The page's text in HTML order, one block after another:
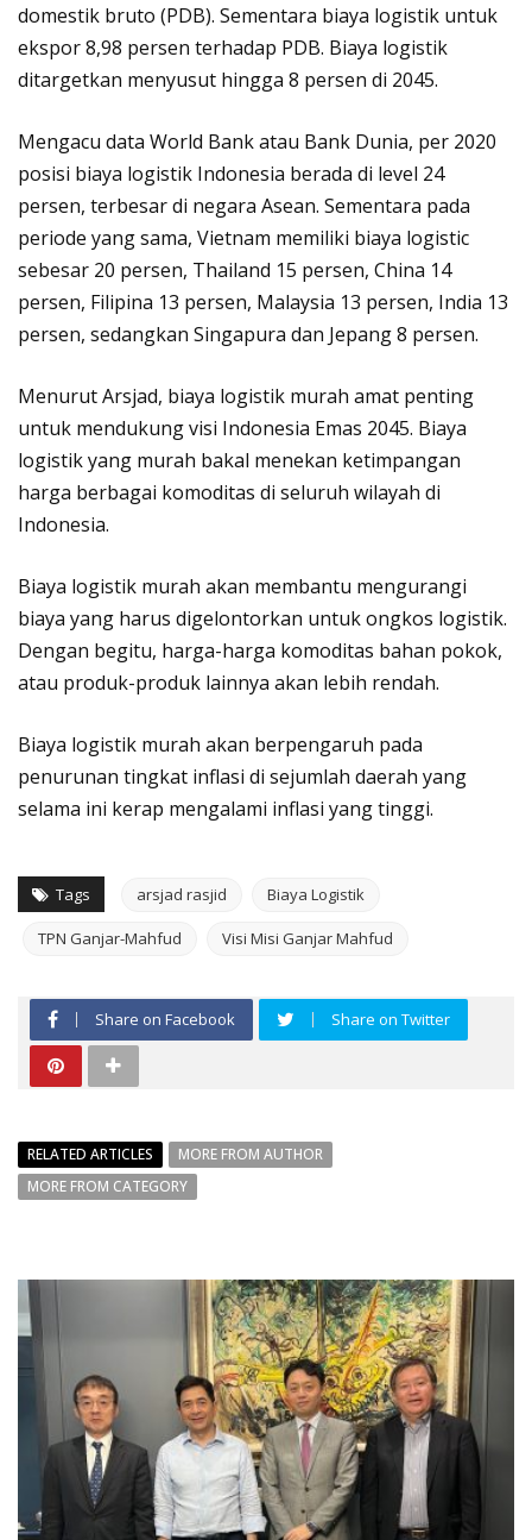
domestik bruto (PDB). Sementara biaya logistik untuk
ekspor 8,98 persen terhadap PDB. Biaya logistik
ditargetkan menyusut hingga 8 persen di 2045.
Mengacu data World Bank atau Bank Dunia, per 2020
posisi biaya logistik Indonesia berada di level 24
persen, terbesar di negara Asean. Sementara pada
periode yang sama, Vietnam memiliki biaya logistic
sebesar 20 persen, Thailand 15 persen, China 14
persen, Filipina 13 persen, Malaysia 13 persen, India 13
persen, sedangkan Singapura dan Jepang 8 persen.
Menurut Arsjad, biaya logistik murah amat penting
untuk mendukung visi Indonesia Emas 2045. Biaya
logistik yang murah bakal menekan ketimpangan
harga berbagai komoditas di seluruh wilayah di
Indonesia.
Biaya logistik murah akan membantu mengurangi
biaya yang harus digelontorkan untuk ongkos logistik.
Dengan begitu, harga-harga komoditas bahan pokok,
atau produk-produk lainnya akan lebih rendah.
Biaya logistik murah akan berpengaruh pada
penurunan tingkat inflasi di sejumlah daerah yang
selama ini kerap mengalami inflasi yang tinggi.
Tags arsjad rasjid Biaya Logistik
TPN Ganjar-Mahfud Visi Misi Ganjar Mahfud
Share on Facebook Share on Twitter
RELATED ARTICLES
MORE FROM AUTHOR
MORE FROM CATEGORY